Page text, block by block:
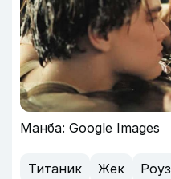
Манба: Google Images
Титаник Жек Роуз